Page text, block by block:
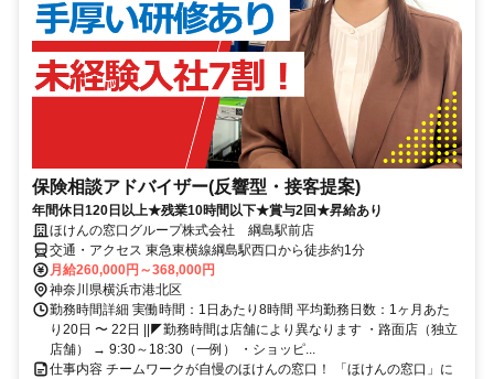
保険相談アドバイザー(反響型・接客提案)
年間休日120日以上★残業10時間以下★賞与2回★昇給あり
ほけんの窓口グループ株式会社 綱島駅前店
交通・アクセス 東急東横線綱島駅西口から徒歩約1分
月給260,000円～368,000円
神奈川県横浜市港北区
勤務時間詳細 実働時間：1日あたり8時間 平均勤務日数：1ヶ月あた
り20日 〜 22日 ||◤勤務時間は店舗により異なります ・路面店（独立
店舗） → 9:30～18:30（一例） ・ショッピ...
仕事内容 チームワークが自慢のほけんの窓口！ 「ほけんの窓口」に